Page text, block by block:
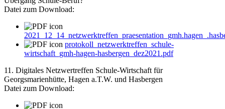
Datei zum Download:
protokoll_netzwerktreffen_schule-
wirtschaft_gmh-hagen-hasbergen_dez2021.pdf
11. Digitales Netzwertreffen Schule-Wirtschaft für
Georgsmarienhütte, Hagen a.T.W. und Hasbergen
Datei zum Download: